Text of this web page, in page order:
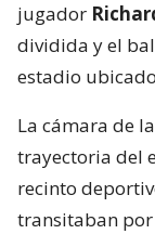
jugador
dividida y el
estadio
La cámara de
trayectoria del
recinto
transitaban por